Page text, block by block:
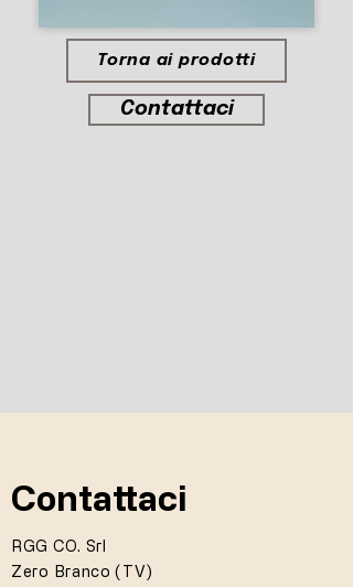
Torna ai prodotti
Contattaci
Contattaci
RGG CO. Srl
Zero Branco (TV)